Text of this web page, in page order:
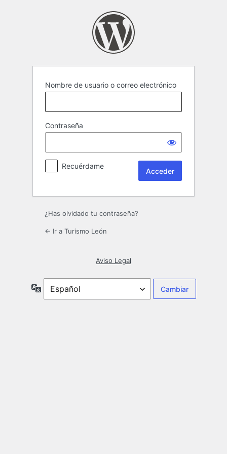
Nombre de usuario o correo electrónico
Contraseña
Recuérdame
¿Has olvidado tu contraseña?
← Ir a Turismo León
Aviso Legal
Idioma